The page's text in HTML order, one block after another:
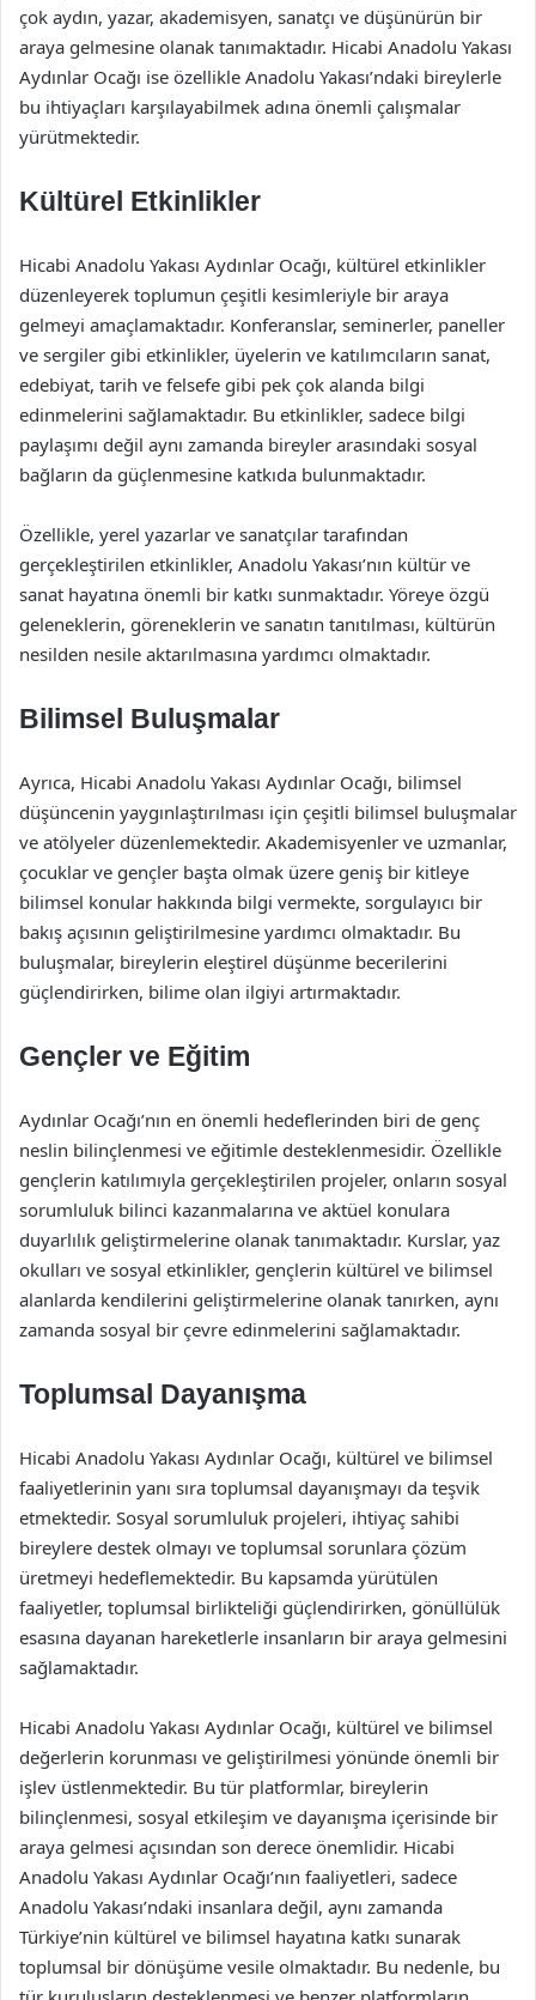
çok aydın, yazar, akademisyen, sanatçı ve düşünürün bir
araya gelmesine olanak tanımaktadır. Hicabi Anadolu Yakası
Aydınlar Ocağı ise özellikle Anadolu Yakası’ndaki bireylerle
bu ihtiyaçları karşılayabilmek adına önemli çalışmalar
yürütmektedir.
Kültürel Etkinlikler
Hicabi Anadolu Yakası Aydınlar Ocağı, kültürel etkinlikler
düzenleyerek toplumun çeşitli kesimleriyle bir araya
gelmeyi amaçlamaktadır. Konferanslar, seminerler, paneller
ve sergiler gibi etkinlikler, üyelerin ve katılımcıların sanat,
edebiyat, tarih ve felsefe gibi pek çok alanda bilgi
edinmelerini sağlamaktadır. Bu etkinlikler, sadece bilgi
paylaşımı değil aynı zamanda bireyler arasındaki sosyal
bağların da güçlenmesine katkıda bulunmaktadır.
Özellikle, yerel yazarlar ve sanatçılar tarafından
gerçekleştirilen etkinlikler, Anadolu Yakası’nın kültür ve
sanat hayatına önemli bir katkı sunmaktadır. Yöreye özgü
geleneklerin, göreneklerin ve sanatın tanıtılması, kültürün
nesilden nesile aktarılmasına yardımcı olmaktadır.
Bilimsel Buluşmalar
Ayrıca, Hicabi Anadolu Yakası Aydınlar Ocağı, bilimsel
düşüncenin yaygınlaştırılması için çeşitli bilimsel buluşmalar
ve atölyeler düzenlemektedir. Akademisyenler ve uzmanlar,
çocuklar ve gençler başta olmak üzere geniş bir kitleye
bilimsel konular hakkında bilgi vermekte, sorgulayıcı bir
bakış açısının geliştirilmesine yardımcı olmaktadır. Bu
buluşmalar, bireylerin eleştirel düşünme becerilerini
güçlendirirken, bilime olan ilgiyi artırmaktadır.
Gençler ve Eğitim
Aydınlar Ocağı’nın en önemli hedeflerinden biri de genç
neslin bilinçlenmesi ve eğitimle desteklenmesidir. Özellikle
gençlerin katılımıyla gerçekleştirilen projeler, onların sosyal
sorumluluk bilinci kazanmalarına ve aktüel konulara
duyarlılık geliştirmelerine olanak tanımaktadır. Kurslar, yaz
okulları ve sosyal etkinlikler, gençlerin kültürel ve bilimsel
alanlarda kendilerini geliştirmelerine olanak tanırken, aynı
zamanda sosyal bir çevre edinmelerini sağlamaktadır.
Toplumsal Dayanışma
Hicabi Anadolu Yakası Aydınlar Ocağı, kültürel ve bilimsel
faaliyetlerinin yanı sıra toplumsal dayanışmayı da teşvik
etmektedir. Sosyal sorumluluk projeleri, ihtiyaç sahibi
bireylere destek olmayı ve toplumsal sorunlara çözüm
üretmeyi hedeflemektedir. Bu kapsamda yürütülen
faaliyetler, toplumsal birlikteliği güçlendirirken, gönüllülük
esasına dayanan hareketlerle insanların bir araya gelmesini
sağlamaktadır.
Hicabi Anadolu Yakası Aydınlar Ocağı, kültürel ve bilimsel
değerlerin korunması ve geliştirilmesi yönünde önemli bir
işlev üstlenmektedir. Bu tür platformlar, bireylerin
bilinçlenmesi, sosyal etkileşim ve dayanışma içerisinde bir
araya gelmesi açısından son derece önemlidir. Hicabi
Anadolu Yakası Aydınlar Ocağı’nın faaliyetleri, sadece
Anadolu Yakası’ndaki insanlara değil, aynı zamanda
Türkiye’nin kültürel ve bilimsel hayatına katkı sunarak
toplumsal bir dönüşüme vesile olmaktadır. Bu nedenle, bu